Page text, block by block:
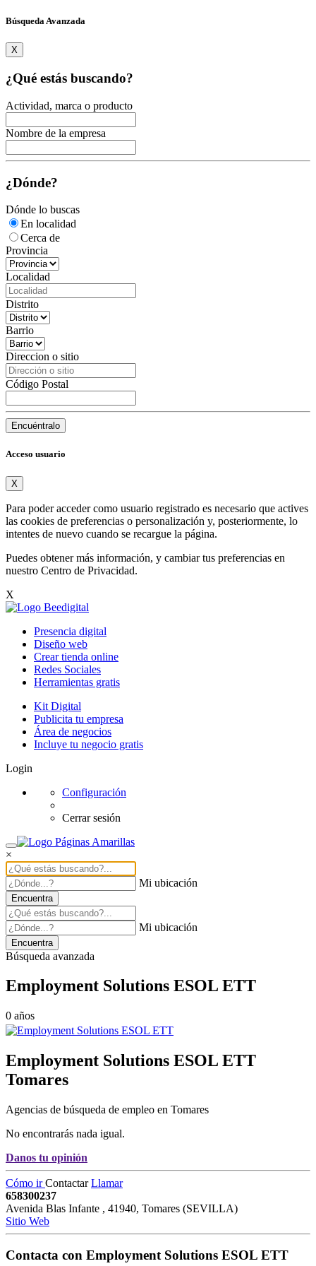
Búsqueda Avanzada
X
¿Qué estás buscando?
Actividad, marca o producto
Nombre de la empresa
¿Dónde?
Dónde lo buscas
En localidad
Cerca de
Provincia
Localidad
Distrito
Barrio
Direccion o sitio
Código Postal
Encuéntralo
Acceso usuario
X
Para poder acceder como usuario registrado es necesario que actives
las cookies de preferencias o personalización y, posteriormente, lo
intentes de nuevo cuando se recargue la página.
Puedes obtener más información, y cambiar tus preferencias en
nuestro Centro de Privacidad.
X
Presencia digital
Diseño web
Crear tienda online
Redes Sociales
Herramientas gratis
Kit Digital
Publicita tu empresa
Área de negocios
Incluye tu negocio gratis
Login
Configuración
Cerrar sesión
×
Mi ubicación
Encuentra
Mi ubicación
Encuentra
Búsqueda avanzada
Employment Solutions ESOL ETT
0 años
Employment Solutions ESOL ETT
Tomares
Agencias de búsqueda de empleo en Tomares
No encontrarás nada igual.
Danos tu opinión
Cómo irContactarLlamar
658300237
Avenida Blas Infante , 41940, Tomares (SEVILLA)
Sitio Web
Contacta con Employment Solutions ESOL ETT